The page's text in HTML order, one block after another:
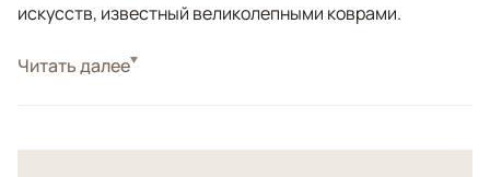
искусств, известный великолепными коврами.
СтильСовременные
Читать далее